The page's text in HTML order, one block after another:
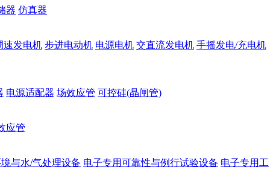
器 仿真器
速发电机 步进电动机 电源电机 交直流发电机 手摇发电/充电机
电源适配器 场效应管 可控硅(晶闸管)
应管
与水/气处理设备 电子专用可靠性与例行试验设备 电子专用工